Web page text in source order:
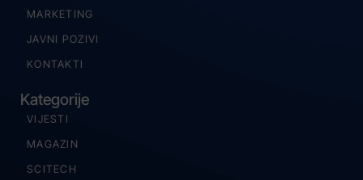
MARKETING
JAVNI POZIVI
KONTAKTI
Kategorije
VIJESTI
MAGAZIN
SCITECH